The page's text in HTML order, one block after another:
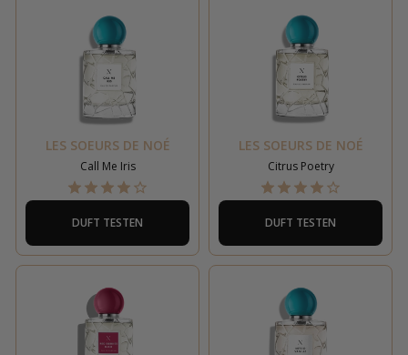
LES SOEURS DE NOÉ
Call Me Iris
DUFT TESTEN
LES SOEURS DE NOÉ
Citrus Poetry
DUFT TESTEN